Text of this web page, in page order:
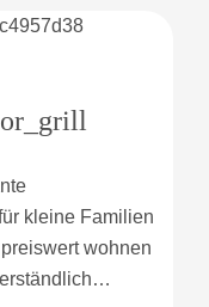
kleine Familien
wohnen